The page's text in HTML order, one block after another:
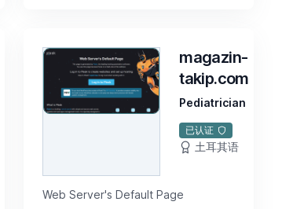
magazin-
takip.com
Pediatrician
已认证
土耳其语
Web Server's Default Page